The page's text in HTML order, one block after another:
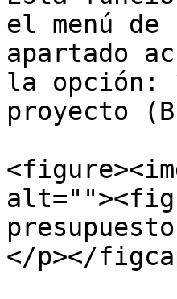
el menú
apartado
la opción:
proyecto
</p></